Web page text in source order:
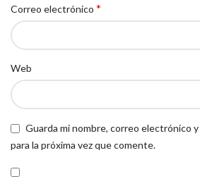
Correo electrónico *
Web
Guarda mi nombre, correo electrónico
para la próxima vez que comente.